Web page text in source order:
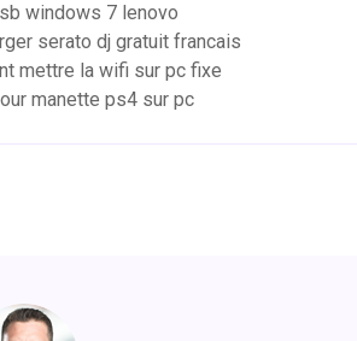
windows 7 lenovo
serato dj gratuit francais
mettre la wifi sur pc fixe
manette ps4 sur pc